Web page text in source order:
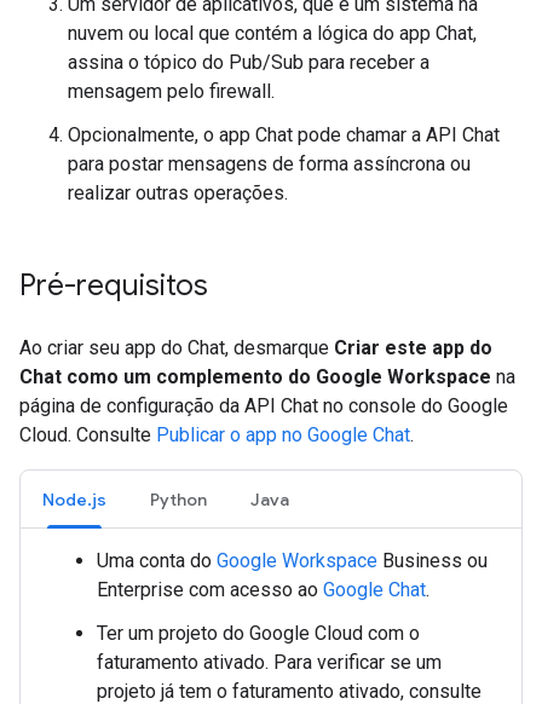
nuvem ou local que contém a lógica do app Chat,
assina o tópico do Pub/Sub para receber a
mensagem pelo firewall.
Opcionalmente, o app Chat pode chamar a API Chat
para postar mensagens de forma assíncrona ou
realizar outras operações.
Pré-requisitos
Ao criar seu app do Chat, desmarque Criar este app do
Chat como um complemento do Google Workspace na
página de configuração da API Chat no console do Google
Cloud. Consulte Publicar o app no Google Chat.
Node.js Python Java
Uma conta do Google Workspace Business ou
Enterprise com acesso ao Google Chat.
Ter um projeto do Google Cloud com o
faturamento ativado. Para verificar se um
projeto já tem o faturamento ativado, consulte